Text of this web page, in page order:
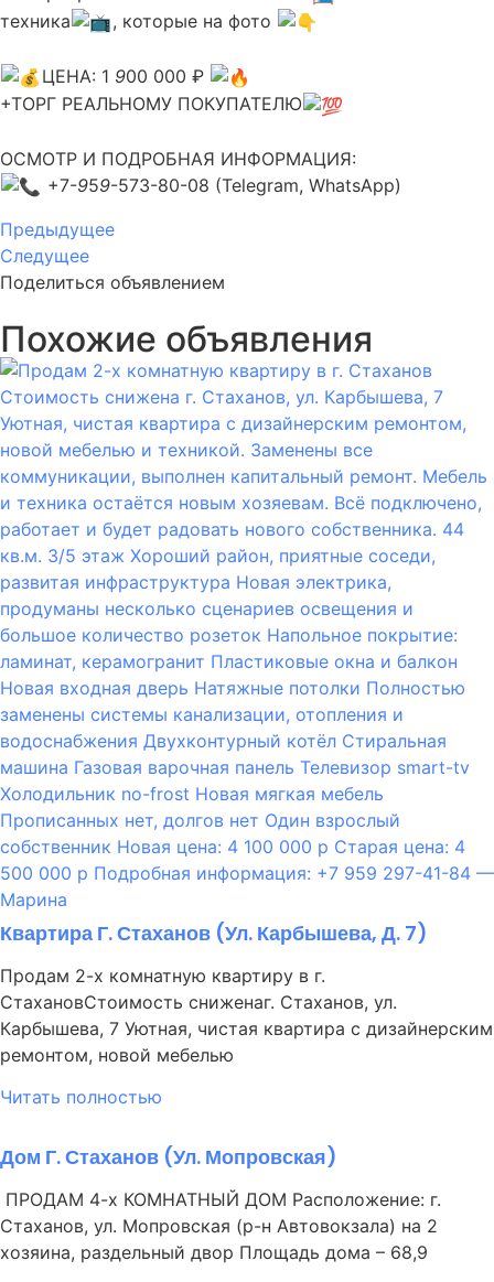
техника
, которые на фото
ЦЕНА: 1 900 000 ₽
+ТОРГ РЕАЛЬНОМУ ПОКУПАТЕЛЮ
ОСМОТР И ПОДРОБНАЯ ИНФОРМАЦИЯ:
+7-959-573-80-08 (Telegram, WhatsApp)
Предыдущее
Следущее
Поделиться объявлением
Похожие объявления
Квартира Г. Стаханов (ул. Карбышева, Д. 7)
Продам 2-х комнатную квартиру в г.
СтахановСтоимость сниженаг. Стаханов, ул.
Карбышева, 7 Уютная, чистая квартира с дизайнерским
ремонтом, новой мебелью
Читать полностью
Дом Г. Стаханов (ул. Мопровская)
ПРОДАМ 4-х КОМНАТНЫЙ ДОМ Расположение: г.
Стаханов, ул. Мопровская (р-н Автовокзала) на 2
хозяина, раздельный двор Площадь дома – 68,9